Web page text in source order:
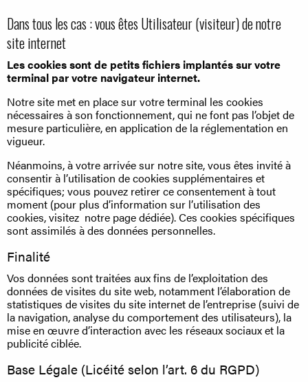
Dans tous les cas : vous êtes Utilisateur (visiteur) de notre
site internet
Les cookies sont de petits fichiers implantés sur votre
terminal par votre navigateur internet.
Notre site met en place sur votre terminal les cookies
nécessaires à son fonctionnement, qui ne font pas l’objet de
mesure particulière, en application de la réglementation en
vigueur.
Néanmoins, à votre arrivée sur notre site, vous êtes invité à
consentir à l’utilisation de cookies supplémentaires et
spécifiques; vous pouvez retirer ce consentement à tout
moment (pour plus d’information sur l’utilisation des
cookies, visitez notre page dédiée). Ces cookies spécifiques
sont assimilés à des données personnelles.
Finalité
Vos données sont traitées aux fins de l’exploitation des
données de visites du site web, notamment l’élaboration de
statistiques de visites du site internet de l’entreprise (suivi de
la navigation, analyse du comportement des utilisateurs), la
mise en œuvre d’interaction avec les réseaux sociaux et la
publicité ciblée.
Base Légale (Licéité selon l’art. 6 du RGPD)